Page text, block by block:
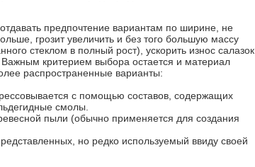
предпочтение вариантам по ширине, не
грозит увеличить и без того большую массу
стеклом в полный рост), ускорить износ салазок,
Важным критерием выбора остается и материал
распространенные варианты:
с помощью составов, содержащих
смолы.
пыли (обычно применяется для создания
но редко используемый ввиду своей